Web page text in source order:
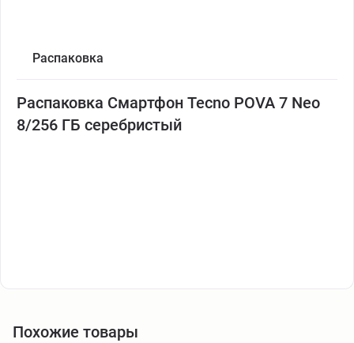
Распаковка
Распаковка Смартфон Tecno POVA 7 Neo
8/256 ГБ серебристый
Похожие товары